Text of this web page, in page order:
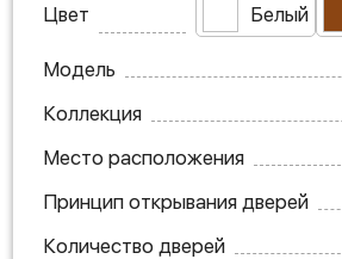
Цвет Белый
Модель
Коллекция
Место расположения
Принцип открывания дверей
Количество дверей